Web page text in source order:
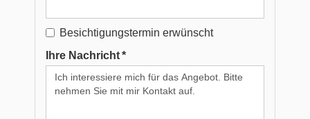
Besichtigungstermin erwünscht
Ihre Nachricht *